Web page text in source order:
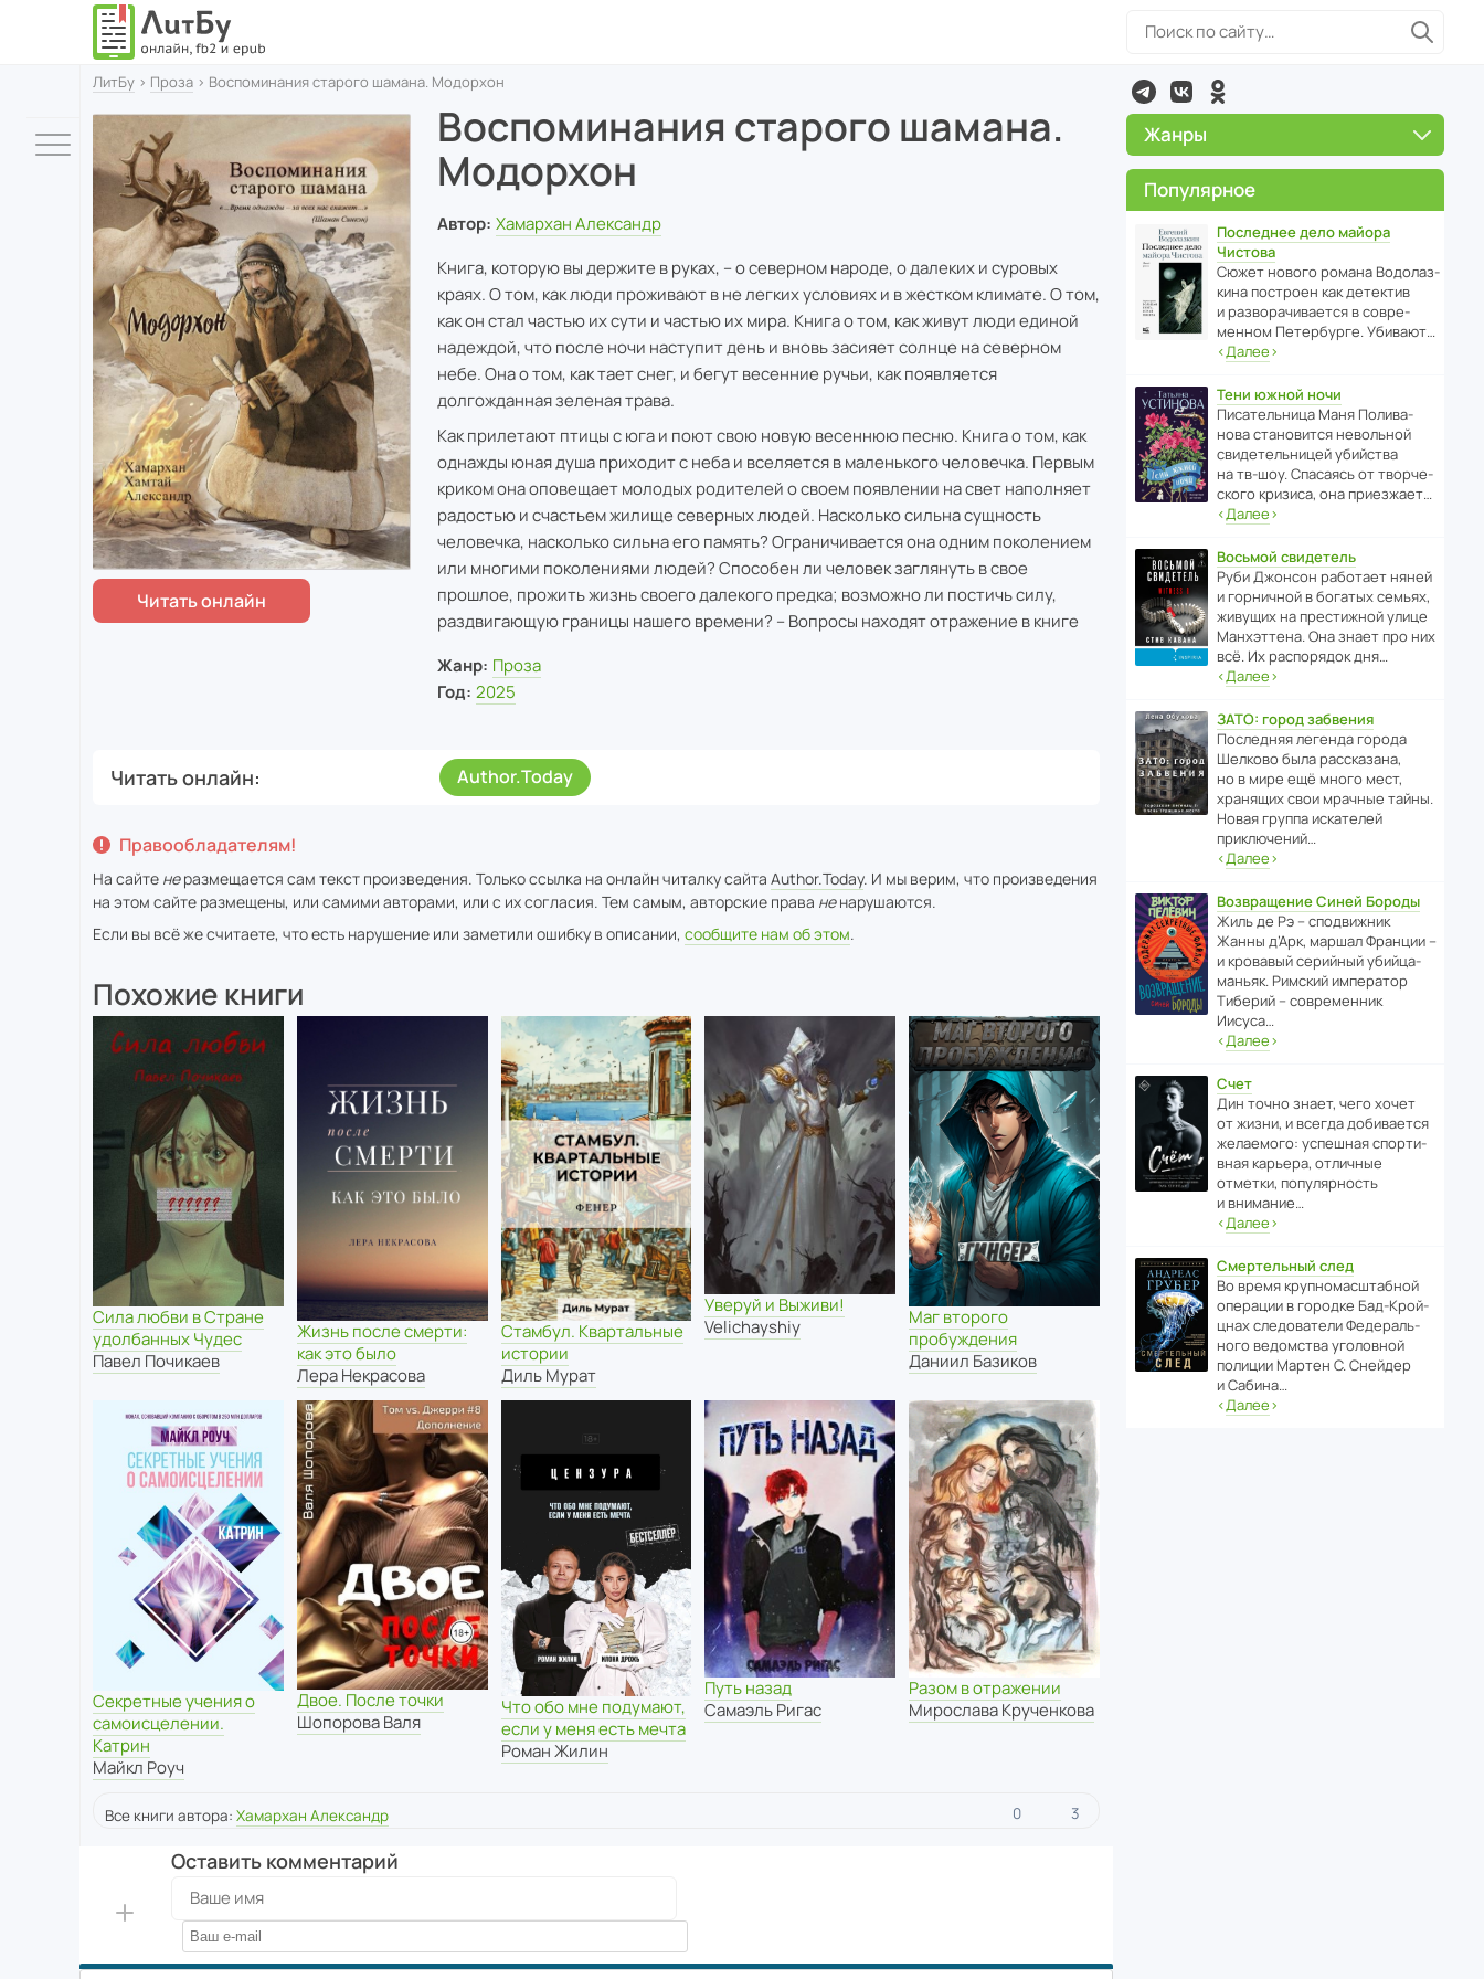
ЛитБу › Проза › Воспоминания старого шамана. Модорхон
Воспоминания старого шамана.
Модорхон
Автор: Хамархан Александр
Книга, которую вы держите в руках, – о северном народе, о далеких и суровых
краях. О том, как люди проживают в не легких условиях и в жестком климате. О том,
как он стал частью их сути и частью их мира. Книга о том, как живут люди единой
надеждой, что после ночи наступит день и вновь засияет солнце на северном
небе. Она о том, как тает снег, и бегут весенние ручьи, как появляется
долгожданная зеленая трава.
Как прилетают птицы с юга и поют свою новую весеннюю песню. Книга о том, как
однажды юная душа приходит с неба и вселяется в маленького человечка. Первым
криком она оповещает молодых родителей о своем появлении на свет наполняет
радостью и счастьем жилище северных людей. Насколько сильна сущность
человечка, насколько сильна его память? Ограничивается она одним поколением
или многими поколениями людей? Способен ли человек заглянуть в свое
прошлое, прожить жизнь своего далекого предка; возможно ли постичь силу,
раздвигающую границы нашего времени? – Вопросы находят отражение в книге
Жанр: Проза
Год: 2025
Читать онлайн Author.Today
Правообладателям!
На сайте неразмещается сам текст произведения. Только ссылка на онлайн читалку сайта Author.Today. И мы верим, что произведения
на этом сайте размещены, или самими авторами, или с их согласия. Тем самым, авторские права ненарушаются.
Если вы всё же считаете, что есть нарушение или заметили ошибку в описании, сообщите нам об этом.
Похожие книги
Сила любви в Стране
удолбанных Чудес
Павел Почикаев
Жизнь после смерти:
как это было
Лера Некрасова
Стамбул. Квартальные
истории
Диль Мурат
Уверуй и Выживи!
Velichayshiy
Маг второго
пробуждения
Даниил Базиков
Секретные учения о
самоисцелении.
Катрин
Майкл Роуч
Двое. После точки
Шопорова Валя
Что обо мне подумают,
если у меня есть мечта
Роман Жилин
Путь назад
Самаэль Ригас
Разом в отражении
Мирослава Крученкова
Все книги автора: Хамархан Александр 0 3
Оставить комментарий
Жанры
Популярное
Последнее дело майора
Чистова
Сюжет нового романа Водо­ла­з­
кина пост­роен как дете­ктив
и разво­ра­чи­ва­ется в совре­
менном Пете­р­бурге. Убивают…
‹Далее›
Тени южной ночи
Писа­тель­ница Маня Поли­ва­
нова стано­вится невольной
свиде­тель­ницей убийства
на тв-шоу. Спасаясь от твор­че­
с­кого кризиса, она приезжает…
‹Далее›
Восьмой свидетель
Руби Джонсон рабо­тает няней
и горни­чной в богатых семьях,
живущих на прес­ти­жной улице
Манх­эт­тена. Она знает про них
всё. Их распо­рядок дня…
‹Далее›
ЗАТО: город забвения
После­дняя легенда города
Шелково была расска­зана,
но в мире ещё много мест,
хранящих свои мрачные тайны.
Новая группа иска­телей
приключений…
‹Далее›
Возвращение Синей Бороды
Жиль де Рэ – спод­ви­жник
Жанны д’Арк, маршал Франции –
и кровавый серийный убийца-
маньяк. Римский импе­ратор
Тиберий – совре­менник
Иисуса…
‹Далее›
Счет
Дин точно знает, чего хочет
от жизни, и всегда доби­ва­ется
жела­е­мого: успе­шная спор­ти­
вная карьера, отли­чные
отметки, попу­ля­р­ность
и внимание…
‹Далее›
Смертельный след
Во время круп­но­мас­ш­та­бной
операции в городке Бад‑Крой­
цнах следо­ва­тели Феде­раль­
ного ведомства уголо­вной
полиции Мартен С. Снейдер
и Сабина…
‹Далее›